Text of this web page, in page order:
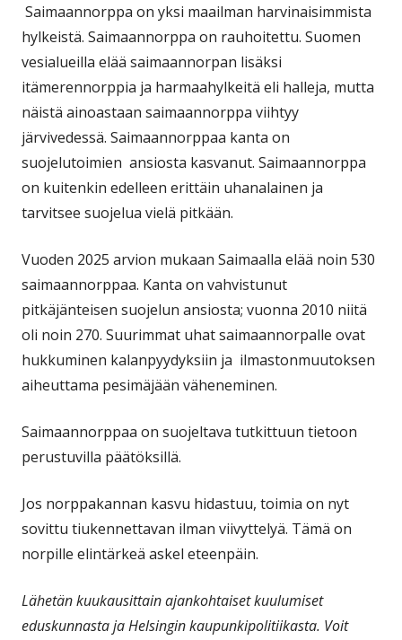
Saimaannorppa on yksi maailman harvinaisimmista
hylkeistä. Saimaannorppa on rauhoitettu. Suomen
vesialueilla elää saimaannorpan lisäksi
itämerennorppia ja harmaahylkeitä eli halleja, mutta
näistä ainoastaan saimaannorppa viihtyy
järvivedessä. Saimaannorppaa kanta on
suojelutoimien ansiosta kasvanut. Saimaannorppa
on kuitenkin edelleen erittäin uhanalainen ja
tarvitsee suojelua vielä pitkään.
Vuoden 2025 arvion mukaan Saimaalla elää noin 530
saimaannorppaa. Kanta on vahvistunut
pitkäjänteisen suojelun ansiosta; vuonna 2010 niitä
oli noin 270. Suurimmat uhat saimaannorpalle ovat
hukkuminen kalanpyydyksiin ja ilmastonmuutoksen
aiheuttama pesimäjään väheneminen.
Saimaannorppaa on suojeltava tutkittuun tietoon
perustuvilla päätöksillä.
Jos norppakannan kasvu hidastuu, toimia on nyt
sovittu tiukennettavan ilman viivyttelyä. Tämä on
norpille elintärkeä askel eteenpäin.
Lähetän kuukausittain ajankohtaiset kuulumiset
eduskunnasta ja Helsingin kaupunkipolitiikasta. Voit